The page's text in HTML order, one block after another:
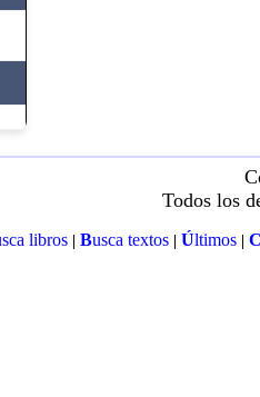
Todos los
libros| Busca textos| Últimos|